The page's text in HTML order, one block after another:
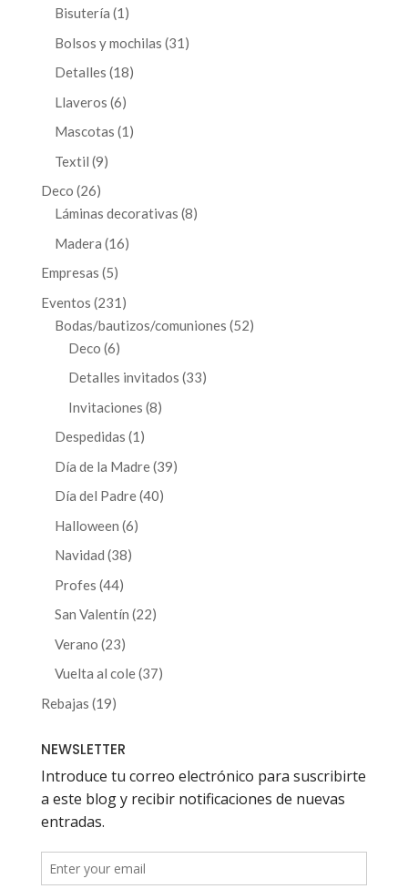
Bisutería 1 1
producto
Bolsos y mochilas 31 31
Detalles 1818
Llaveros 66
productos
Mascotas 1 1
Textil 99
Deco 2626
productos
Láminas decorativas 88
Madera 1616
Empresas 55
productos
Eventos 231 231
productos
Bodas/bautizos/comuniones 5252
Deco 66
productos
Detalles invitados 3333
Invitaciones 88
Despedidas 1 1
producto
Día de la Madre 3939
Día del Padre 4040
Halloween 66
Navidad 3838
Profes 4444
productos
San Valentín 2222
Verano 2323
productos
Vuelta al cole 3737
Rebajas 1919
NEWSLETTER